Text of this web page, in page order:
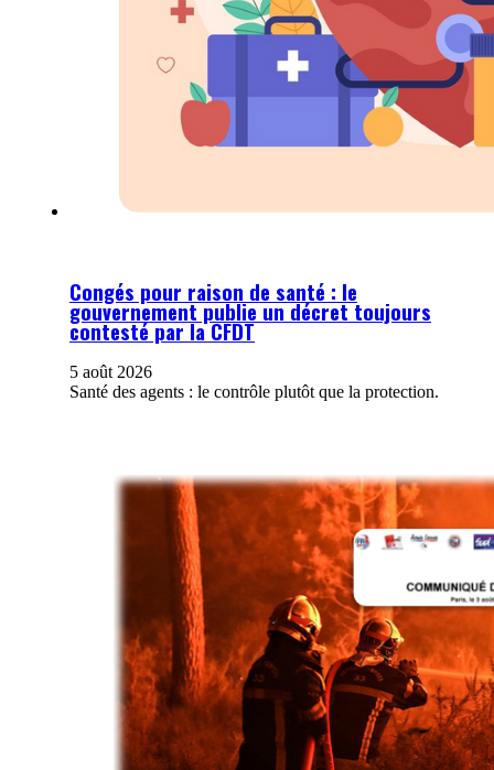
Congés pour raison de santé : le
gouvernement publie un décret toujours
contesté par la CFDT
5 août 2026
Santé des agents : le contrôle plutôt que la protection.